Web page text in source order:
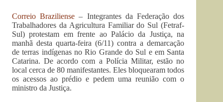
Correio Braziliense – Integrantes da Federação dos
Trabalhadores da Agricultura Familiar do Sul (Fetraf-
Sul) protestam em frente ao Palácio da Justiça, na
manhã desta quarta-feira (6/11) contra a demarcação
de terras indígenas no Rio Grande do Sul e em Santa
Catarina. De acordo com a Polícia Militar, estão no
local cerca de 80 manifestantes. Eles bloquearam todos
os acessos ao prédio e pedem uma reunião com o
ministro da Justiça.